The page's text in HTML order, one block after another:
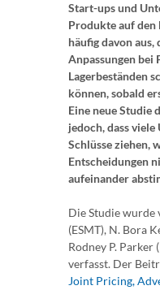
Start-ups und
Produkte auf den
häufig davon aus,
Anpassungen bei
Lagerbeständen
können, sobald
Eine neue Studie
jedoch, dass
Schlüsse ziehen,
Entscheidungen
aufeinander
Die Studie wurde
(ESMT), N. Bora
Rodney P.
verfasst. Der
Joint Pricing,